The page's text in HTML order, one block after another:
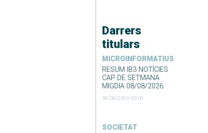
Darrers
titulars
MICROINFORMATIUS
RESUM IB3 NOTÍCIES
CAP DE SETMANA
MIGDIA 08/08/2026
08/08/2026 03:09
SOCIETAT